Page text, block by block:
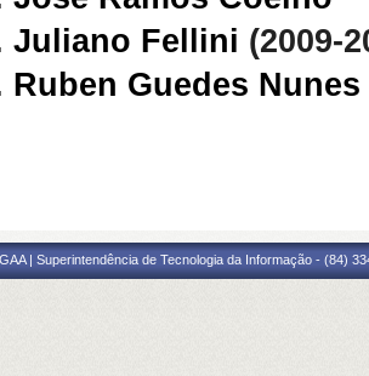
Juliano Fellini (2009-
Ruben Guedes Nunes
| Superintendência de Tecnologia da Informação - (84)